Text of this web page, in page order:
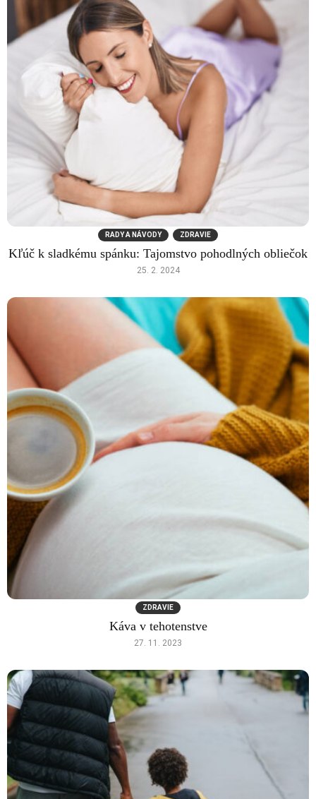
RADY A NÁVODY ZDRAVIE
Kľúč k sladkému spánku: Tajomstvo pohodlných obliečok
25. 2. 2024
ZDRAVIE
Káva v tehotenstve
27. 11. 2023